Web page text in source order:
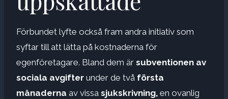
Förbundet lyfte också fram andra initiativ som
syftar till att lätta på kostnaderna för
egenföretagare. Bland dem är subventionen av
sociala avgifter under de två första
månaderna av vissa sjukskrivning, en ovanlig